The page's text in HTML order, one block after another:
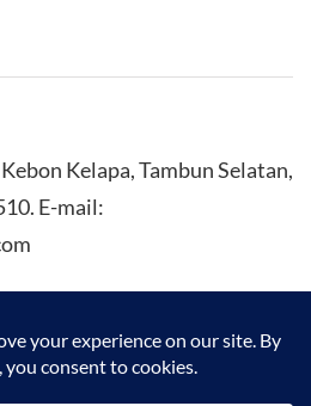
Kelapa, Tambun Selatan,
E-mail: